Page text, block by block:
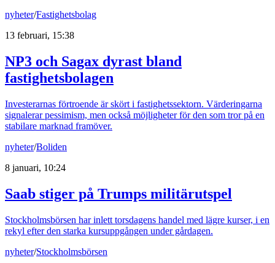
nyheter/Fastighetsbolag
13 februari, 15:38
NP3 och Sagax dyrast bland
fastighetsbolagen
Investerarnas förtroende är skört i fastighetssektorn. Värderingarna
signalerar pessimism, men också möjligheter för den som tror på en
stabilare marknad framöver.
nyheter/Boliden
8 januari, 10:24
Saab stiger på Trumps militärutspel
Stockholmsbörsen har inlett torsdagens handel med lägre kurser, i en
rekyl efter den starka kursuppgången under gårdagen.
nyheter/Stockholmsbörsen